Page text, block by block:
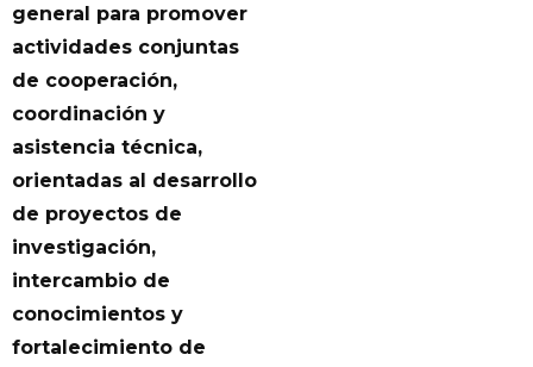
general para promover
actividades conjuntas
de cooperación,
coordinación y
asistencia técnica,
orientadas al desarrollo
de proyectos de
investigación,
intercambio de
conocimientos y
fortalecimiento de